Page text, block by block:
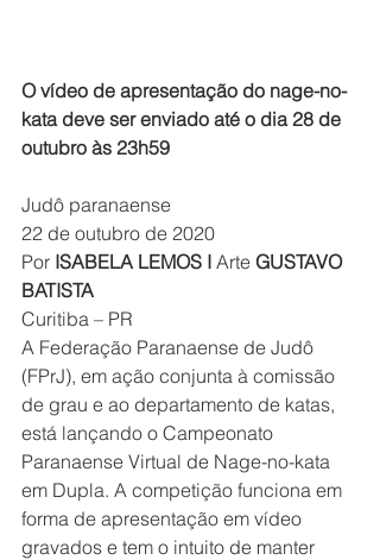
O vídeo de apresentação do nage-no-
kata deve ser enviado até o dia 28 de
outubro às 23h59
Judô paranaense
22 de outubro de 2020
Por ISABELA LEMOS I Arte GUSTAVO
BATISTA
Curitiba – PR
A Federação Paranaense de Judô
(FPrJ), em ação conjunta à comissão
de grau e ao departamento de katas,
está lançando o Campeonato
Paranaense Virtual de Nage-no-kata
em Dupla. A competição funciona em
forma de apresentação em vídeo
gravados e tem o intuito de manter